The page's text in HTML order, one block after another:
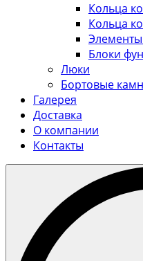
Кольца
Кольца
Блоки
Люки
Бортовые
Галерея
Доставка
О компании
Контакты